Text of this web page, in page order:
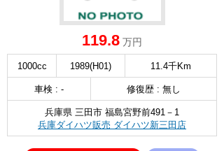
119.8 万円
1000cc 1989(H01) 11.4千Km
車検 : - 修復歴 : 無し
兵庫県 三田市 福島宮野前491－1
兵庫ダイハツ販売 ダイハツ新三田店